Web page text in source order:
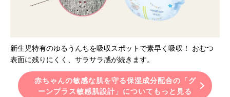
新生児特有のゆるうんちを吸収スポットで素早く吸収！ おむつ
表面に残りにくく、サラサラ感が続きます。
赤ちゃんの敏感な肌を守る保湿成分配合の「グ
ーンプラス敏感肌設計」についてもっと見る